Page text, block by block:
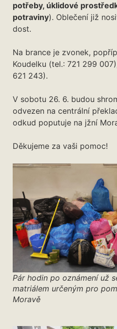
potřeby, úklidové
potraviny). Oblečení již
dost.
Na brance je zvonek,
Koudelku (tel.: 721 299
621 243).
V sobotu 26. 6. budou
odvezen na centrální
odkud poputuje na jžní
Děkujeme za vaši pomoc!
Pár hodin po oznámení už
matriálem určeným pro
Moravě